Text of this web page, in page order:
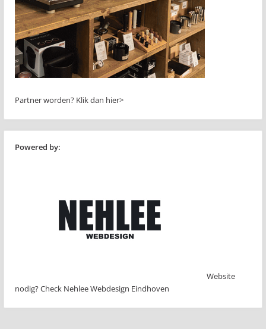
Partner worden? Klik dan hier>
Powered by:
Website
nodig? Check Nehlee Webdesign Eindhoven